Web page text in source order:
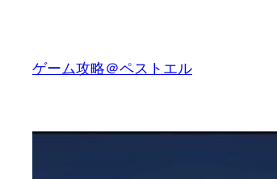
ゲーム攻略＠ペストエル